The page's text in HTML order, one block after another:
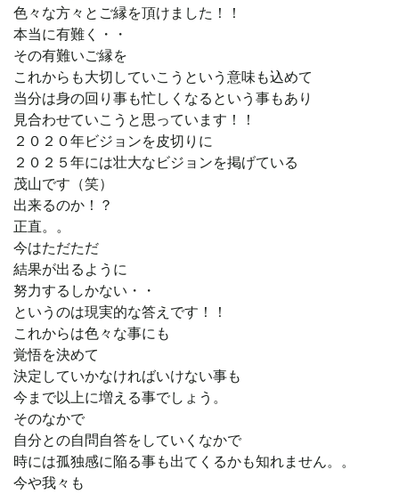
色々な方々とご縁を頂けました！！
本当に有難く・・
その有難いご縁を
これからも大切していこうという意味も込めて
当分は身の回り事も忙しくなるという事もあり
見合わせていこうと思っています！！
２０２０年ビジョンを皮切りに
２０２５年には壮大なビジョンを掲げている
茂山です（笑）
出来るのか！？
正直。。
今はただただ
結果が出るように
努力するしかない・・
というのは現実的な答えです！！
これからは色々な事にも
覚悟を決めて
決定していかなければいけない事も
今まで以上に増える事でしょう。
そのなかで
自分との自問自答をしていくなかで
時には孤独感に陥る事も出てくるかも知れません。。
今や我々も